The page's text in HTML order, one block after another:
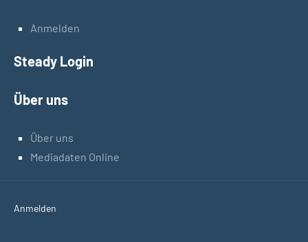
Anmelden
Steady Login
Über uns
Über uns
Mediadaten Online
Anmelden